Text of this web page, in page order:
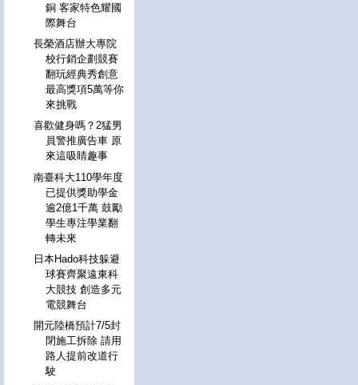
銅 客家特色耀國
際舞台
長榮酒店辦大專院
校行銷企劃競賽
翻玩經典秀創意
最高獎項5萬等你
來挑戰
喜歡健身嗎？2猛男
員警推廣告車 原
來這吸睛趣事
南臺科大110學年度
已提供獎助學金
逾2億1千萬 鼓勵
學生專注學業翻
轉未來
日本Hado科技躲避
球賽齊聚遠東科
大競技 創造多元
電競舞台
開元陸橋預計7/5封
閉施工拆除 請用
路人提前改道行
駛